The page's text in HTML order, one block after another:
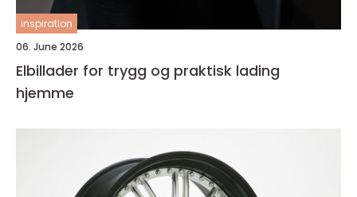
inspiration
06. June 2026
Elbillader for trygg og praktisk lading
hjemme